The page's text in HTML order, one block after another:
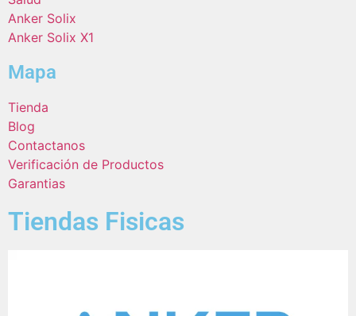
Anker Solix
Anker Solix X1
Mapa
Tienda
Blog
Contactanos
Verificación de Productos
Garantias
Tiendas Fisicas